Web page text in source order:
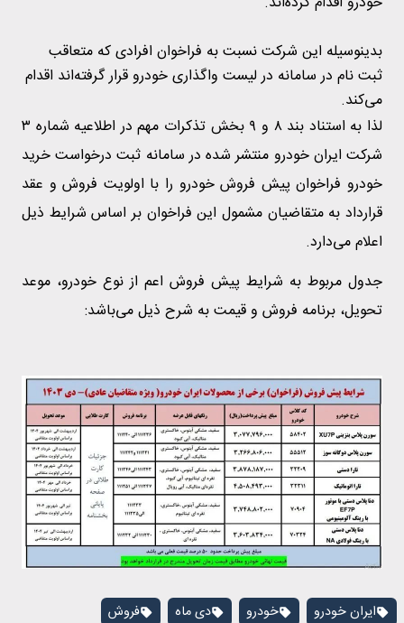
بدینوسیله این شرکت نسبت به فراخوان افرادی که متعاقب
ثبت نام در سامانه در لیست واگذاری خودرو قرار گرفته‌اند اقدام
می‌کند.
لذا به استناد بند ۸ و ۹ بخش تذکرات مهم در اطلاعیه شماره ۳
شرکت ایران خودرو منتشر شده در سامانه ثبت درخواست خرید
خودرو فراخوان پیش فروش خودرو را با اولویت فروش و عقد
قرارداد به متقاضیان مشمول این فراخوان بر اساس شرایط ذیل
اعلام می‌دارد.
جدول مربوط به شرایط پیش فروش اعم از نوع خودرو، موعد
تحویل، برنامه فروش و قیمت به شرح ذیل می‌باشد:
ایران خودرو خودرو دی ماه فروش